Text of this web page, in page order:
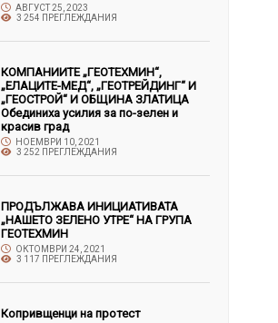
АВГУСТ 25, 2023
3 254 ПРЕГЛЕЖДАНИЯ
КОМПАНИИТЕ „ГЕОТЕХМИН“,
„ЕЛАЦИТЕ-МЕД“, „ГЕОТРЕЙДИНГ“ И
„ГЕОСТРОЙ“ И ОБЩИНА ЗЛАТИЦА
Обединиха усилия за по-зелен и
красив град
НОЕМВРИ 10, 2021
3 252 ПРЕГЛЕЖДАНИЯ
ПРОДЪЛЖАВА ИНИЦИАТИВАТА
„НАШЕТО ЗЕЛЕНО УТРЕ“ НА ГРУПА
ГЕОТЕХМИН
ОКТОМВРИ 24, 2021
3 117 ПРЕГЛЕЖДАНИЯ
Копривщенци на протест